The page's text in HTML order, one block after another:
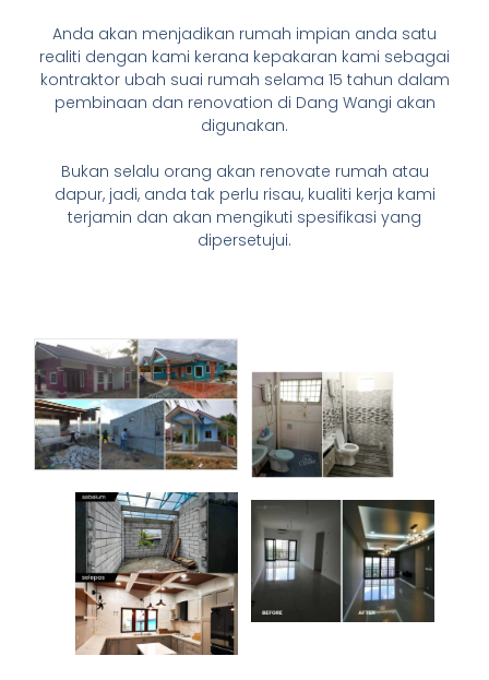
Anda akan menjadikan rumah impian anda satu
realiti dengan kami kerana kepakaran kami sebagai
kontraktor ubah suai rumah selama 15 tahun dalam
pembinaan dan renovation di Dang Wangi akan
digunakan.
Bukan selalu orang akan renovate rumah atau
dapur, jadi, anda tak perlu risau, kualiti kerja kami
terjamin dan akan mengikuti spesifikasi yang
dipersetujui.